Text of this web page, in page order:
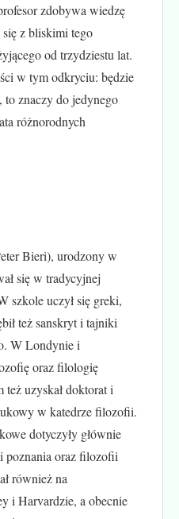
zdobywa wiedzę
z bliskimi tego
od trzydziestu lat.
w tym odkryciu: będzie
to znaczy do jedynego
różnorodnych
Bieri), urodzony w
się w tradycyjnej
szkole uczył się greki,
też sanskryt i tajniki
W Londynie i
oraz filologię
uzyskał doktorat i
w katedrze filozofii.
dotyczyły głównie
oraz filozofii
również na
i Harvardzie, a obecnie